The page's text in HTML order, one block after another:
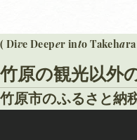
( Dive Deeper into Takeha
竹原の観光以外
竹原市のふるさと納